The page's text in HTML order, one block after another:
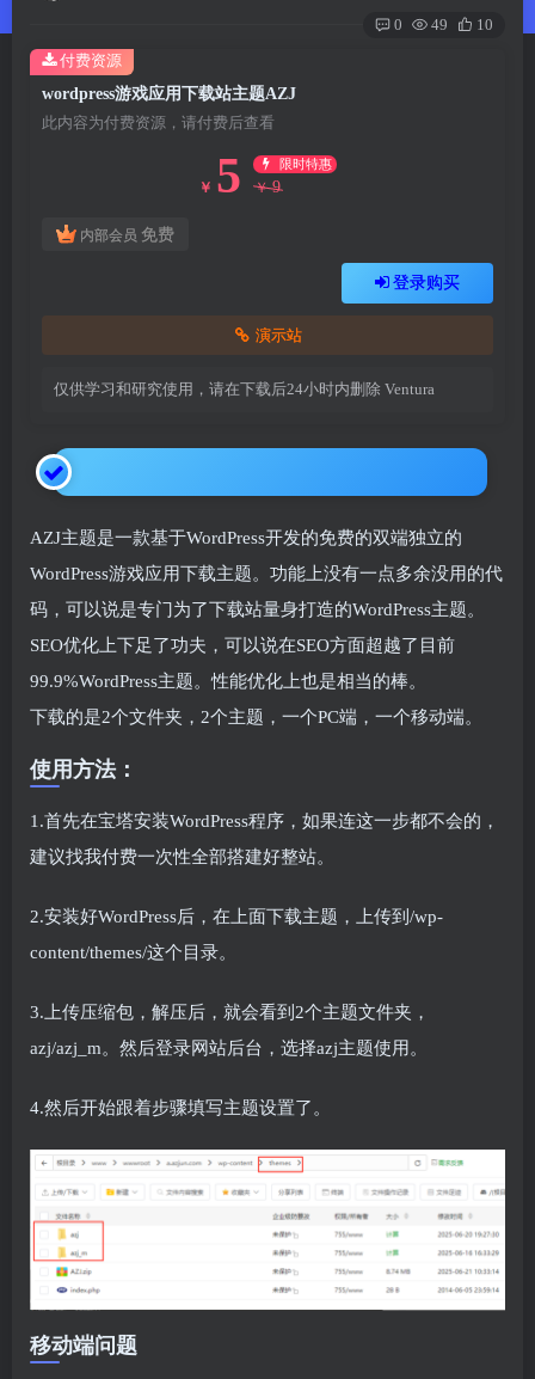
0 49 10
wordpress游戏应用下载站主题AZJ
此内容为付费资源，请付费后查看
￥ 5 限时特惠
￥ 9
内部会员 免费
登录购买
演示站
仅供学习和研究使用，请在下载后24小时内删除 Ventura
付费资源
AZJ主题是一款基于WordPress开发的免费的双端独立的
WordPress游戏应用下载主题。功能上没有一点多余没用的代
码，可以说是专门为了下载站量身打造的WordPress主题。
SEO优化上下足了功夫，可以说在SEO方面超越了目前
99.9%WordPress主题。性能优化上也是相当的棒。
下载的是2个文件夹，2个主题，一个PC端，一个移动端。
使用方法：
1.首先在宝塔安装WordPress程序，如果连这一步都不会的，
建议找我付费一次性全部搭建好整站。
2.安装好WordPress后，在上面下载主题，上传到/wp-
content/themes/这个目录。
3.上传压缩包，解压后，就会看到2个主题文件夹，
azj/azj_m。然后登录网站后台，选择azj主题使用。
4.然后开始跟着步骤填写主题设置了。
移动端问题